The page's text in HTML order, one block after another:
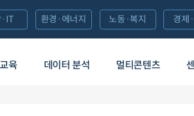
육 데이터 분석 멀티콘텐츠
환경·에너지 노동·복지 경제